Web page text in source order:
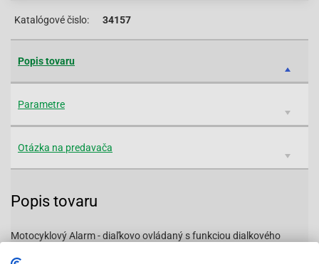
Katalógové čislo: 34157
Popis tovaru
Parametre
Otázka na predavača
Popis tovaru
Motocyklový Alarm - diaľkovo ovládaný s funkciou dialkového